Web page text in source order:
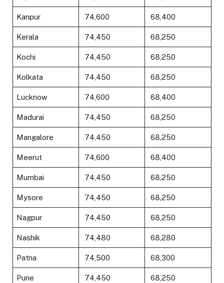
Kanpur ₹ 74,600 ₹ 68,400
Kerala ₹ 74,450 ₹ 68,250
Kochi ₹ 74,450 ₹ 68,250
Kolkata ₹ 74,450 ₹ 68,250
Lucknow ₹ 74,600 ₹ 68,400
Madurai ₹ 74,450 ₹ 68,250
Mangalore ₹ 74,450 ₹ 68,250
Meerut ₹ 74,600 ₹ 68,400
Mumbai ₹ 74,450 ₹ 68,250
Mysore ₹ 74,450 ₹ 68,250
Nagpur ₹ 74,450 ₹ 68,250
Nashik ₹ 74,480 ₹ 68,280
Patna ₹ 74,500 ₹ 68,300
Pune ₹ 74,450 ₹ 68,250